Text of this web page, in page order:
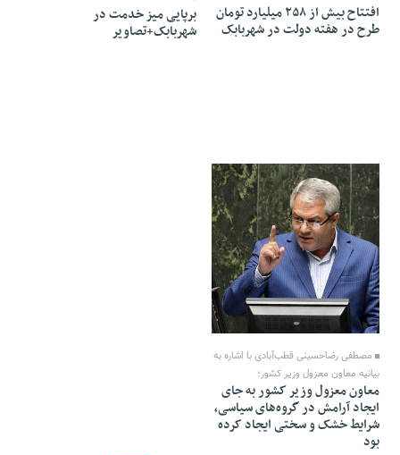
افتتاح بیش از ۲۵۸ میلیارد تومان
طرح در هفته دولت در شهربابک
برپایی میز خدمت در
شهربابک+تصاویر
05 Shahrivar 1402 - 17:47
مصطفی رضاحسینی قطب‌آبادی با اشاره به
بیانیه معاون معزول وزیر کشور؛
معاون معزول وزیر کشور به جای
ایجاد آرامش در گروه‌های سیاسی،
شرایط خشک و سختی ایجاد کرده
بود